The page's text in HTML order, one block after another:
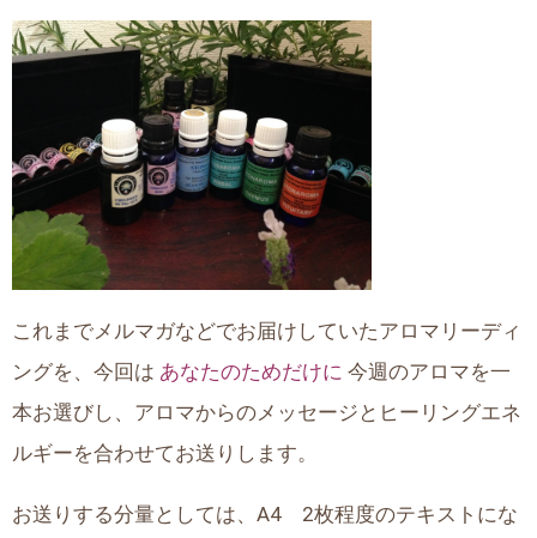
これまでメルマガなどでお届けしていたアロマリーディ
ングを、今回は あなたのためだけに 今週のアロマを一
本お選びし、アロマからのメッセージとヒーリングエネ
ルギーを合わせてお送りします。
お送りする分量としては、A4 2枚程度のテキストにな